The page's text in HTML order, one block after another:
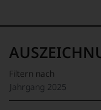
Filtern nach
Jahrgang 2025